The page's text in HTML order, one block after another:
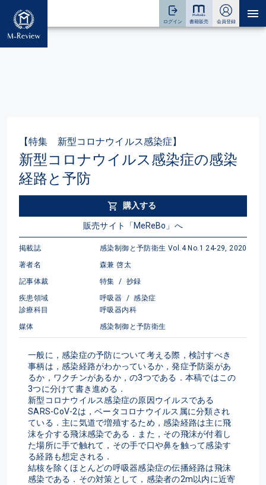
【特集 新型コロナウイルス感染症】
新型コロナウイルス感染症の感染
経路と予防
購入する
販売サイト「MeReBo」へ
掲載誌
感染制御と予防衛生 Vol.4 No.1 24-29, 2020
著者名
森兼 啓太
記事体裁
特集 / 抄録
疾患領域
呼吸器 / 感染症
診療科目
呼吸器内科
媒体
感染制御と予防衛生
一般に，感染症の予防について考える際，検討すべき
事柄は，感染経路がわかっているか，発症予防薬があ
るか，ワクチンがあるか，の3つである．本稿ではこの
3つに分けて書き進める．
新型コロナウイルス感染症の原因ウイルスである
SARS-CoV-2は，ベータコロナウイルス属に分類され
ている．主に気道で増殖するため，感染経路は主に飛
沫を介する飛沫感染である．また，その飛沫が付着し
た場所に手で触れて，その手で口や鼻を触って感染す
る経路も想定される．
結核を除くほとんどの呼吸器感染症の伝播経路は飛沫
感染である．その対策として，感染者の2m以内に近寄